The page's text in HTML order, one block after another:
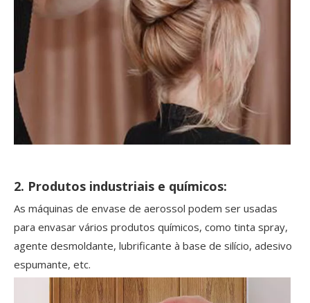
2. Produtos industriais e químicos:
As máquinas de envase de aerossol podem ser usadas
para envasar vários produtos químicos, como tinta spray,
agente desmoldante, lubrificante à base de silício, adesivo
espumante, etc.